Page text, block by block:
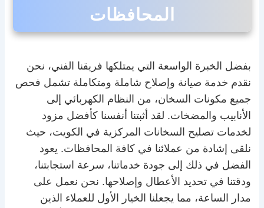
المحافظات
بفضل الخبرة الواسعة التي يمتلكها فريقنا الفني، نحن
نقدم خدمة صيانة وإصلاح شاملة ومتكاملة تشمل فحص
جميع مكونات السخان، من النظام الكهربائي إلى
الأنابيب والمضخات. لقد أثبتنا أنفسنا كأفضل مزود
لخدمات تصليح السخانات المركزية في الكويت، حيث
نلقى إشادة من عملائنا في كافة المحافظات. يعود
الفضل في ذلك إلى جودة خدماتنا، سرعة استجابتنا،
ودقتنا في تحديد الأعطال وإصلاحها. نحن نعمل على
مدار الساعة، مما يجعلنا الخيار الأول للعملاء الذين